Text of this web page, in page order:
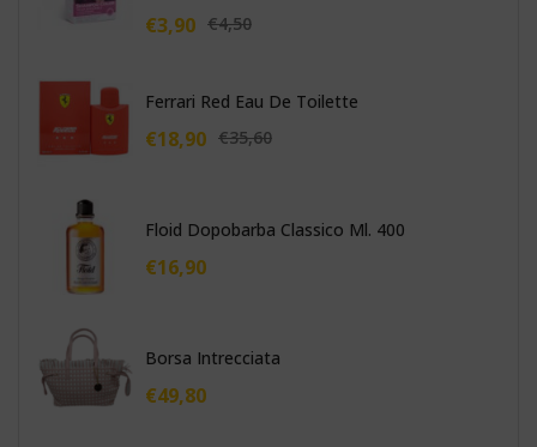
€4,50
€3,90
Ferrari Red Eau De Toilette
€35,60
€18,90
Floid Dopobarba Classico Ml. 400
€16,90
Borsa Intrecciata
€49,80